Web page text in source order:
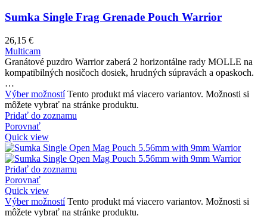
Sumka Single Frag Grenade Pouch Warrior
26,15 €
Multicam
Granátové puzdro Warrior zaberá 2 horizontálne rady MOLLE na
kompatibilných nosičoch dosiek, hrudných súpravách a opaskoch.
…
Výber možností Tento produkt má viacero variantov. Možnosti si
môžete vybrať na stránke produktu.
Pridať do zoznamu
Porovnať
Quick view
Pridať do zoznamu
Porovnať
Quick view
Výber možností Tento produkt má viacero variantov. Možnosti si
môžete vybrať na stránke produktu.